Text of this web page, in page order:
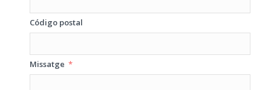
Código postal
Missatge